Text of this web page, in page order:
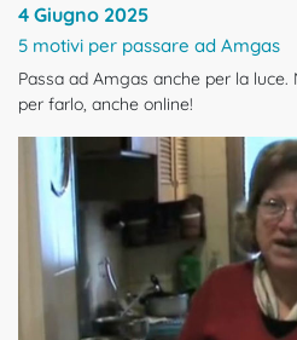
4 Giugno 2025
5 motivi per passare ad Amgas
Passa ad Amgas anche per la
per farlo, anche online!